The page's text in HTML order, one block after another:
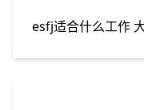
esfj适合什么工作